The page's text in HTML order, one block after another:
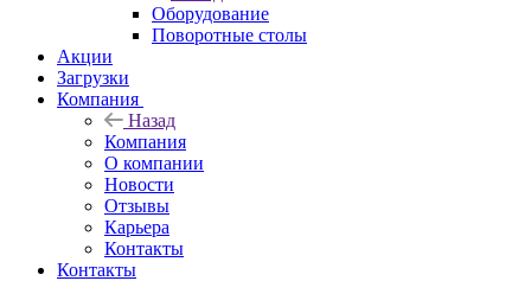
Оборудование
Поворотные столы
Акции
Загрузки
Компания
Назад
Компания
О компании
Новости
Отзывы
Карьера
Контакты
Контакты